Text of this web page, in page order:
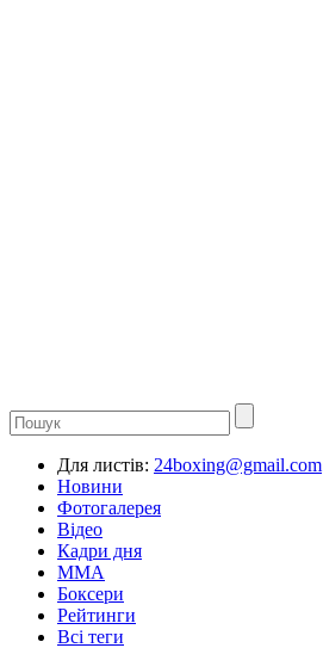
Для листів: 24boxing@gmail.com
Новини
Фотогалерея
Відео
Кадри дня
ММА
Боксери
Рейтинги
Всі теги